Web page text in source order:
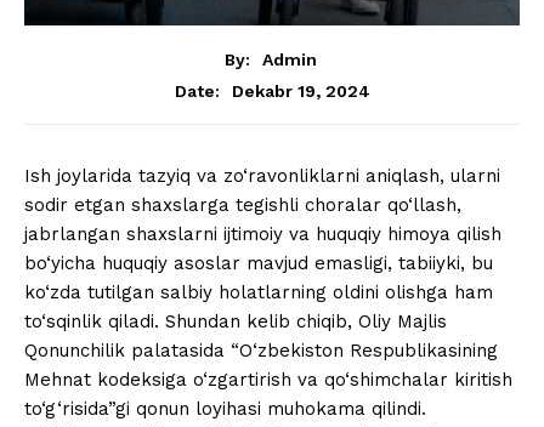
By:
Admin
Date:
Dekabr 19, 2024
Ish joylarida tazyiq va zo‘ravonliklarni aniqlash, ularni
sodir etgan shaxslarga tegishli choralar qo‘llash,
jabrlangan shaxslarni ijtimoiy va huquqiy himoya qilish
bo‘yicha huquqiy asoslar mavjud emasligi, tabiiyki, bu
ko‘zda tutilgan salbiy holatlarning oldini olishga ham
to‘sqinlik qiladi. Shundan kelib chiqib, Oliy Majlis
Qonunchilik palatasida “O‘zbekiston Respublikasining
Mehnat kodeksiga o‘zgartirish va qo‘shimchalar kiritish
to‘g‘risida”gi qonun loyihasi muhokama qilindi.